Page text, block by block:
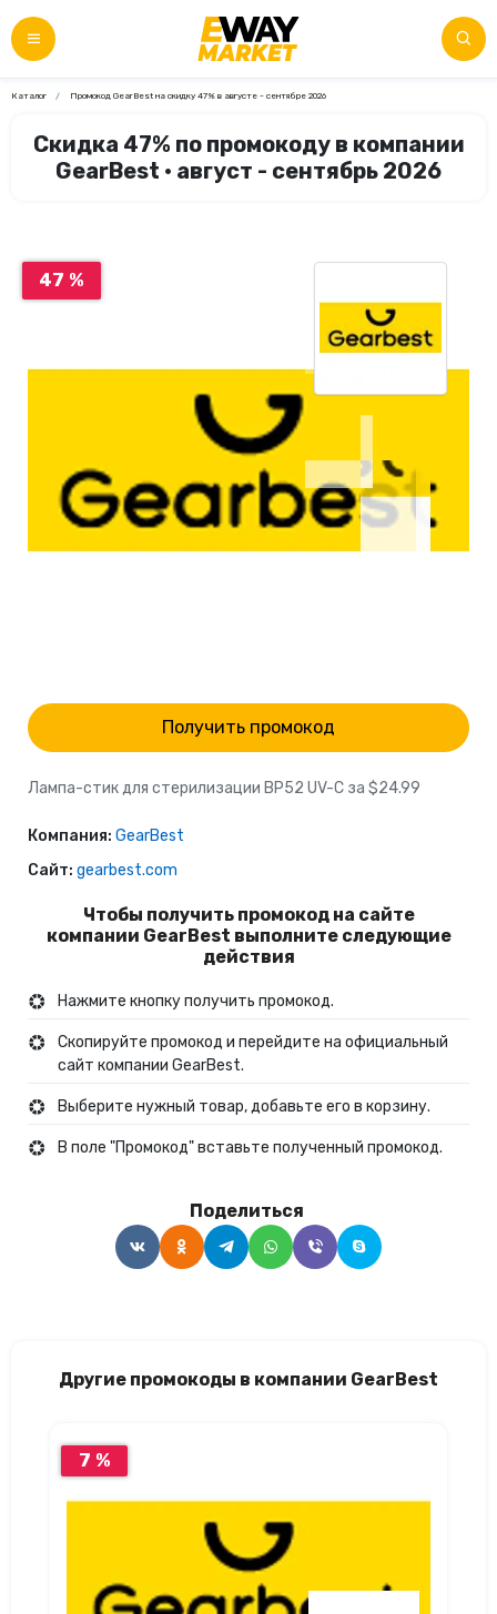
Каталог Промокод GearBest на скидку 47% в августе - сентябре 2026
Скидка 47% по промокоду в компании
GearBest • август - сентябрь 2026
47 %
Получить промокод
Лампа-стик для стерилизации BP52 UV-C за $24.99
Компания: GearBest
Сайт: gearbest.com
Чтобы получить промокод на сайте
компании GearBest выполните следующие
действия
Нажмите кнопку получить промокод.
Скопируйте промокод и перейдите на официальный
сайт компании GearBest.
Выберите нужный товар, добавьте его в корзину.
В поле "Промокод" вставьте полученный промокод.
Поделиться
Другие промокоды в компании GearBest
7 %